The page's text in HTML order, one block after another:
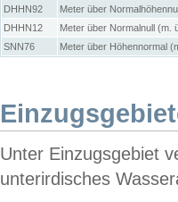
DHHN92
Meter über
DHHN12
Meter über Normalnull (m.
SNN76
Meter über Höhennormal
Unter Einzugsgebiet
unterirdisches